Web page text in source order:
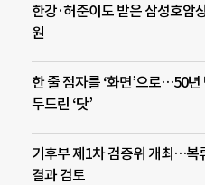
한강·허준이도 받은 삼성호암
원
한 줄 점자를 ‘화면’으로…50
두드린 ‘닷’
기후부 제1차 검증위 개최…복
결과 검토